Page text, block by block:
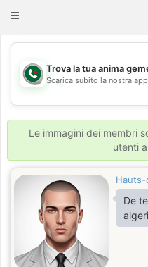
Toggle
💖
Trova la tua anima
Scarica subito la nostra
Le immagini dei membri
utenti
Hauts-
De